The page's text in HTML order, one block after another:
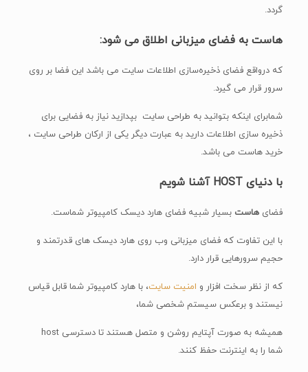
گردد.
هاست به فضای میزبانی اطلاق می شود:
که در‌واقع فضای ذخیره‌سازی اطلاعات سایت می باشد این فضا بر روی
سرور قرار می گیرد.
شمابرای اینکه بتوانید به طراحی سایت بپدازید نیاز به فضایی برای
ذخیره سازی اطلاعات دارید به عبارت دیگر یکی از ارکان طراحی سایت ،
خرید هاست می باشد.
با دنیایHOST آشنا شویم
فضای هاست بسیار شبیه فضای هارد دیسک کامپیوتر شماست.
با این تفاوت که فضای میزبانی وب روی هارد دیسک های قدرتمند و
حجیم سرورهایی قرار دارد.
که از نظر سخت افزار و امنیت سایت، با هارد کامپیوتر شما قابل قیاس
نیستند و برعکس سیستم شخصی شما،
همیشه به صورت آپتایم روشن و متصل هستند تا دسترسی host
شما را به اینترنت حفظ کنند.